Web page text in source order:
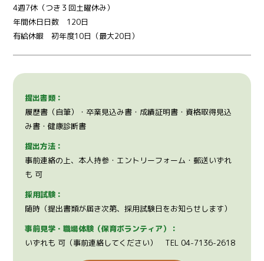
4週7休（つき３回土曜休み）
年間休日日数 120日
有給休暇 初年度10日（最大20日）
提出書類：
履歴書（自筆）・卒業見込み書・成績証明書・資格取得見込
み書・健康診断書
提出方法：
事前連絡の上、本人持参・エントリーフォーム・郵送いずれ
も 可
採用試験：
随時（提出書類が届き次第、採用試験日をお知らせします）
事前見学・職場体験（保育ボランティア）：
いずれも 可（事前連絡してください） TEL 04-7136-2618